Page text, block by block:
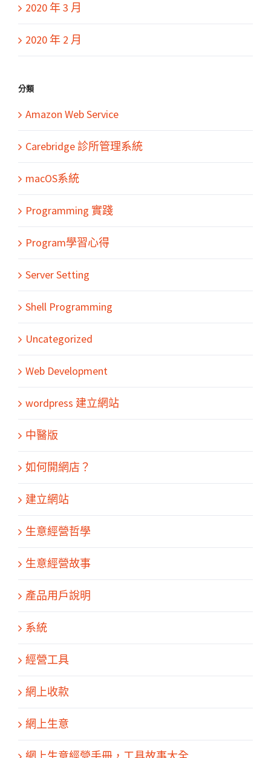
2020 年 3 月
2020 年 2 月
分類
Amazon Web Service
Carebridge 診所管理系統
macOS系統
Programming 實踐
Program學習心得
Server Setting
Shell Programming
Uncategorized
Web Development
wordpress 建立網站
中醫版
如何開網店？
建立網站
生意經營哲學
生意經營故事
產品用戶說明
系統
經營工具
網上收款
網上生意